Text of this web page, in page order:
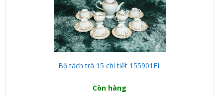
Bộ tách trà 15 chi tiết 155901EL
Còn hàng